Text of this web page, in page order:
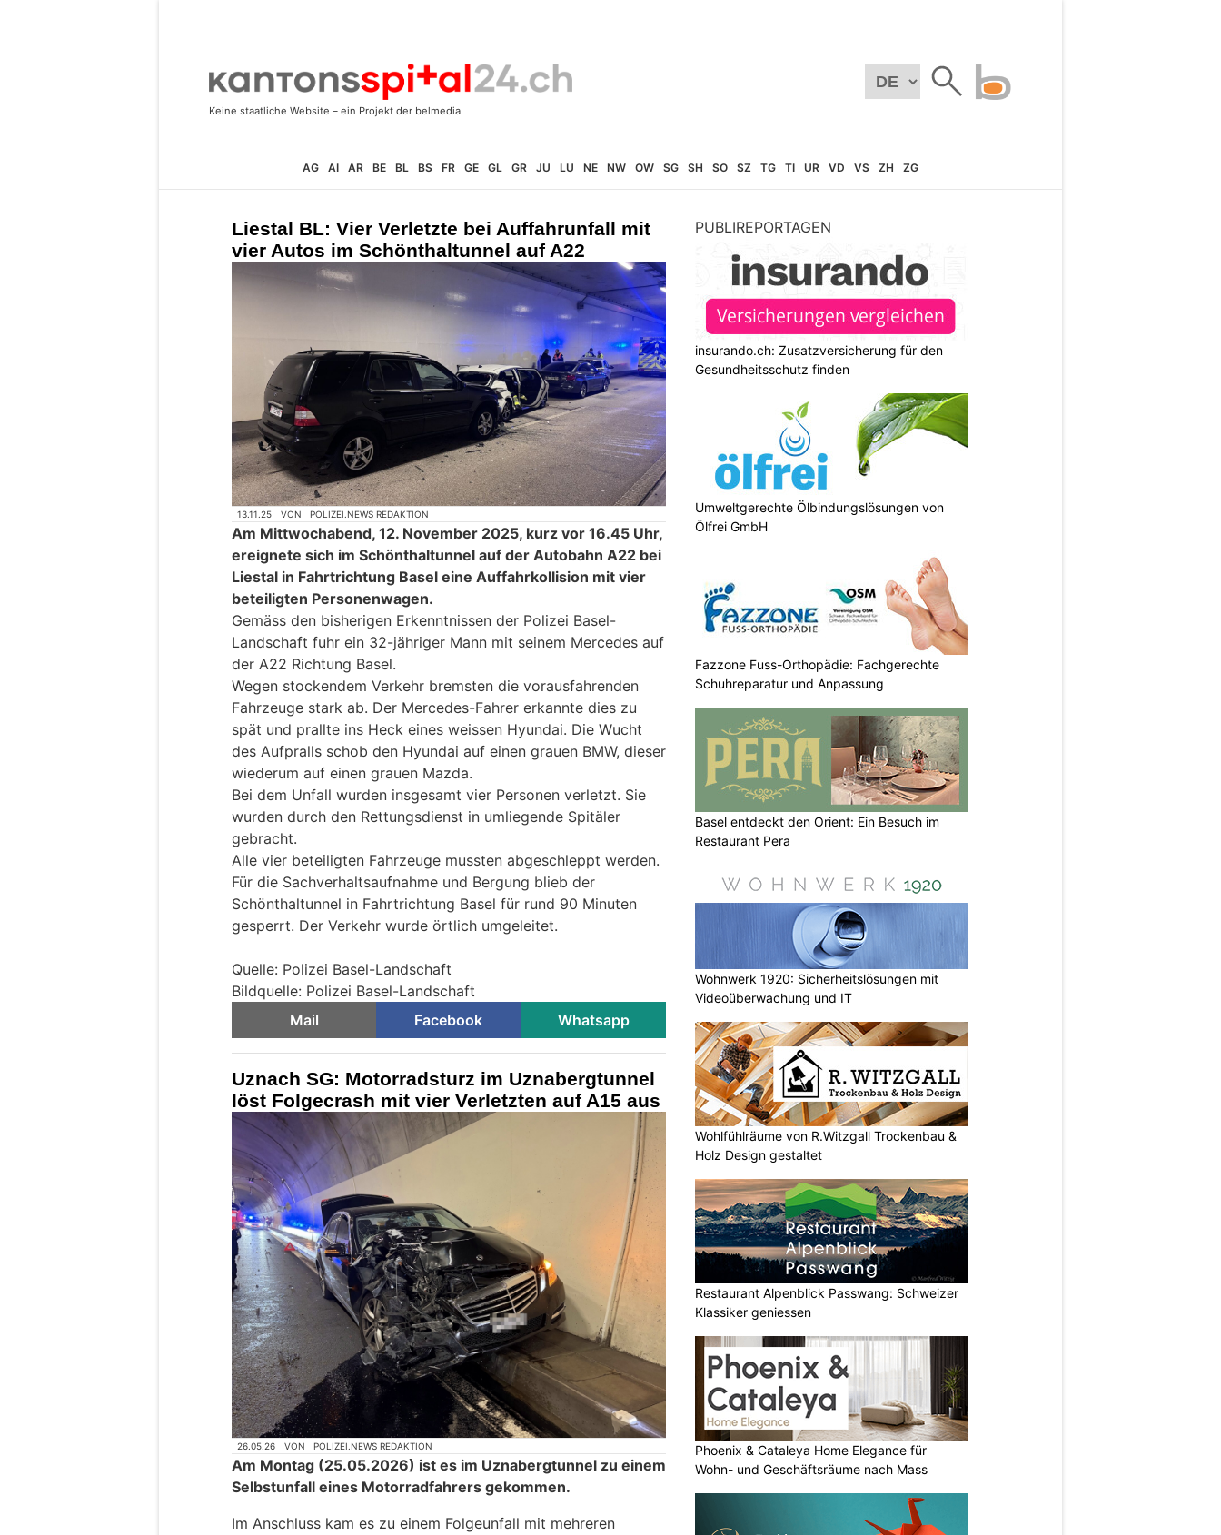
AG AI AR BE BL BS FR GE GL GR JU LU NE NW OW SG SH SO SZ TG TI UR VD VS ZH ZG
Liestal BL: Vier Verletzte bei Auffahrunfall mit
vier Autos im Schönthaltunnel auf A22
13.11.25 VON POLIZEI.NEWS REDAKTION
Am Mittwochabend, 12. November 2025, kurz vor 16.45 Uhr,
ereignete sich im Schönthaltunnel auf der Autobahn A22 bei
Liestal in Fahrtrichtung Basel eine Auffahrkollision mit vier
beteiligten Personenwagen.
Gemäss den bisherigen Erkenntnissen der Polizei Basel-
Landschaft fuhr ein 32-jähriger Mann mit seinem Mercedes auf
der A22 Richtung Basel.
Wegen stockendem Verkehr bremsten die vorausfahrenden
Fahrzeuge stark ab. Der Mercedes-Fahrer erkannte dies zu
spät und prallte ins Heck eines weissen Hyundai. Die Wucht
des Aufpralls schob den Hyundai auf einen grauen BMW, dieser
wiederum auf einen grauen Mazda.
Bei dem Unfall wurden insgesamt vier Personen verletzt. Sie
wurden durch den Rettungsdienst in umliegende Spitäler
gebracht.
Alle vier beteiligten Fahrzeuge mussten abgeschleppt werden.
Für die Sachverhaltsaufnahme und Bergung blieb der
Schönthaltunnel in Fahrtrichtung Basel für rund 90 Minuten
gesperrt. Der Verkehr wurde örtlich umgeleitet.
Quelle: Polizei Basel-Landschaft
Bildquelle: Polizei Basel-Landschaft
Mail
Facebook Whatsapp
Uznach SG: Motorradsturz im Uznabergtunnel
löst Folgecrash mit vier Verletzten auf A15 aus
26.05.26 VON POLIZEI.NEWS REDAKTION
Am Montag (25.05.2026) ist es im Uznabergtunnel zu einem
Selbstunfall eines Motorradfahrers gekommen.
Im Anschluss kam es zu einem Folgeunfall mit mehreren
PUBLIREPORTAGEN
insurando.ch: Zusatzversicherung für den
Gesundheitsschutz finden
Umweltgerechte Ölbindungslösungen von
Ölfrei GmbH
Fazzone Fuss-Orthopädie: Fachgerechte
Schuhreparatur und Anpassung
Basel entdeckt den Orient: Ein Besuch im
Restaurant Pera
Wohnwerk 1920: Sicherheitslösungen mit
Videoüberwachung und IT
Wohlfühlräume von R.Witzgall Trockenbau &
Holz Design gestaltet
Restaurant Alpenblick Passwang: Schweizer
Klassiker geniessen
Phoenix & Cataleya Home Elegance für
Wohn- und Geschäftsräume nach Mass